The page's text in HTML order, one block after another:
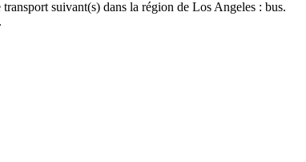
suivant(s) dans la région de Los Angeles : bus.